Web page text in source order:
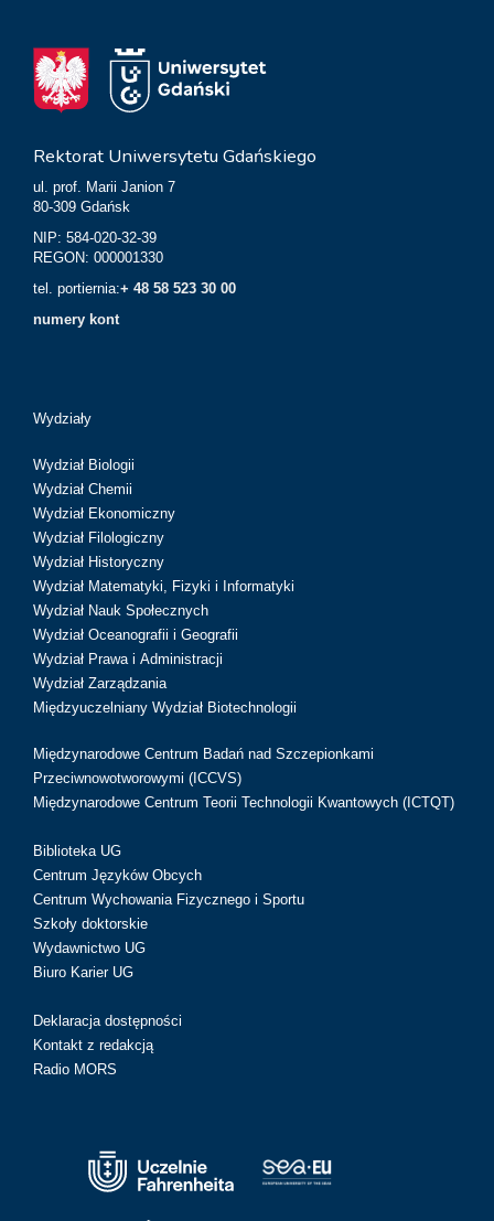
Rektorat Uniwersytetu Gdańskiego
ul. prof. Marii Janion 7
80-309 Gdańsk
NIP: 584-020-32-39
REGON: 000001330
tel. portiernia:+ 48 58 523 30 00
numery kont
Wydziały
Wydział Biologii
Wydział Chemii
Wydział Ekonomiczny
Wydział Filologiczny
Wydział Historyczny
Wydział Matematyki, Fizyki i Informatyki
Wydział Nauk Społecznych
Wydział Oceanografii i Geografii
Wydział Prawa i Administracji
Wydział Zarządzania
Międzyuczelniany Wydział Biotechnologii
Międzynarodowe Centrum Badań nad Szczepionkami
Przeciwnowotworowymi (ICCVS)
Międzynarodowe Centrum Teorii Technologii Kwantowych (ICTQT)
Biblioteka UG
Centrum Języków Obcych
Centrum Wychowania Fizycznego i Sportu
Szkoły doktorskie
Wydawnictwo UG
Biuro Karier UG
Deklaracja dostępności
Kontakt z redakcją
Radio MORS